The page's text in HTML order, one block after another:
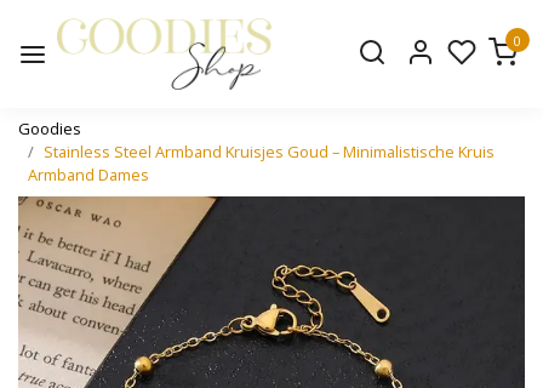
0
Goodies
Stainless Steel Armband Kruisjes Goud – Minimalistische Kruis
Armband Dames